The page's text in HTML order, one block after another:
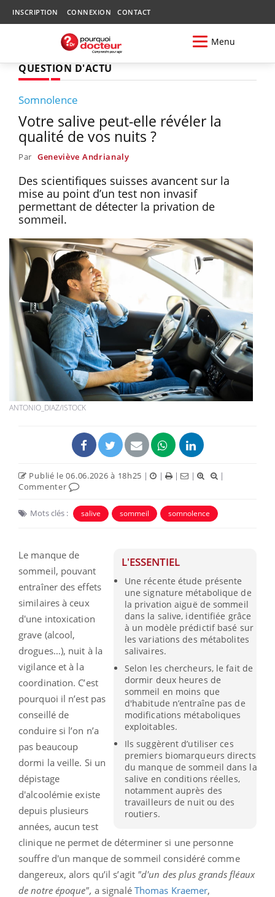
INSCRIPTION CONNEXION CONTACT
Menu
QUESTION D'ACTU
Somnolence
Votre salive peut-elle révéler la
qualité de vos nuits ?
Par Geneviève Andrianaly
Des scientifiques suisses avancent sur la
mise au point d’un test non invasif
permettant de détecter la privation de
sommeil.
ANTONIO_DIAZ/ISTOCK
Publié le 06.06.2026 à 18h25 | | | |
|
Commenter
Mots clés : salive sommeil somnolence
L'ESSENTIEL
Une récente étude présente
une signature métabolique de
la privation aiguë de sommeil
dans la salive, identifiée grâce
à un modèle prédictif basé sur
les variations des métabolites
salivaires.
Selon les chercheurs, le fait de
dormir deux heures de
sommeil en moins que
d'habitude n’entraîne pas de
modifications métaboliques
exploitables.
Ils suggèrent d’utiliser ces
premiers biomarqueurs directs
du manque de sommeil dans la
salive en conditions réelles,
notamment auprès des
travailleurs de nuit ou des
routiers.
Le manque de
sommeil, pouvant
entraîner des effets
similaires à ceux
d'une intoxication
grave (alcool,
drogues…), nuit à la
vigilance et à la
coordination. C’est
pourquoi il n’est pas
conseillé de
conduire si l’on n’a
pas beaucoup
dormi la veille. Si un
dépistage
d'alcoolémie existe
depuis plusieurs
années, aucun test
clinique ne permet de déterminer si une personne
souffre d'un manque de sommeil considéré comme
dangereux, alors qu’il s’agit"d'un des plus grands fléaux
de notre époque", a signalé Thomas Kraemer,